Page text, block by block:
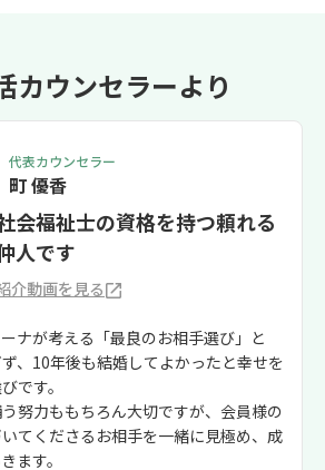
カウンセラーより
代表カウンセラー
町 優香
会福祉士の資格を持つ頼れる
人です
介動画を見る
ナが考える「最良のお相手選び」と
、10年後も結婚してよかったと幸せを
です。
努力ももちろん大切ですが、会員様の
てくださるお相手を一緒に見極め、成
ます。